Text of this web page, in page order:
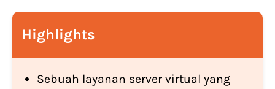
Highlights
Sebuah layanan server virtual yang